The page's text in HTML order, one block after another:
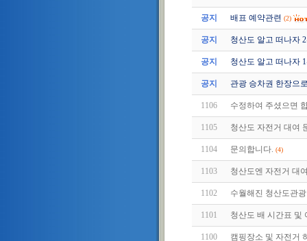
공지 배표 예약관련 (2)
공지 청산도 알고 떠나자
공지 청산도 알고 떠나자
공지 관광 승차권 한장으
1106 수정하여 주셨으면
1105 청산도 자전거 대여
1104 문의합니다. (4)
1103 청산도엔 자전거 대
1102 수월해진 청산도관광
1101 청산도 배 시간표 및
1100 캠핑장소 및 자전거